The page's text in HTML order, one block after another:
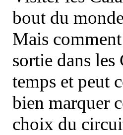
bout du
Mais
sortie dans les
temps et peut
bien marquer
choix du